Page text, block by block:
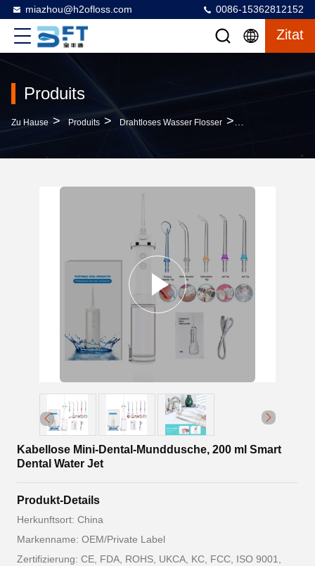
miazhou@h2ofloss.com 0086-15362812152
Zitat
Produits
Zu Hause > Produits > Drahtloses Wasser Flosser >
Kabellose Mini-Dental-Munddusche, 200 ml Smart
Dental Water Jet
Produkt-Details
Herkunftsort: China
Markenname: OEM/Private Label
Zertifizierung: CE, FDA, ROHS, UKCA, KC, FCC, ISO 9001,